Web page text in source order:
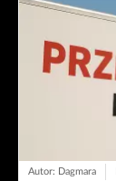
Autor: Dagmara